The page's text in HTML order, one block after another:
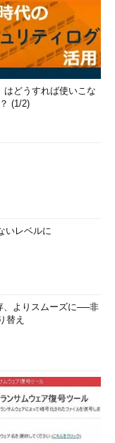
はどうすれば使いこな
(1/2)
いレベルに
、よりスムーズに──非
替え